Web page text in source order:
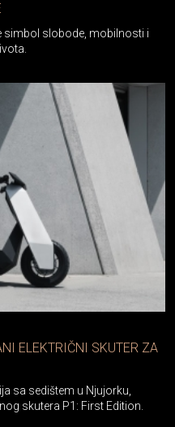
simbol slobode, mobilnosti i
ELEKTRIČNI SKUTER ZA
sa sedištem u Njujorku,
skutera P1: First Edition.